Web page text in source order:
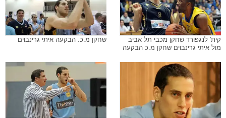
קית' לנגפורד שחקן מכבי תל אביב
מול איתי גרינבוים שחקן מ.כ הבקעה
שחקן מ.כ. הבקעה איתי גרינבוים